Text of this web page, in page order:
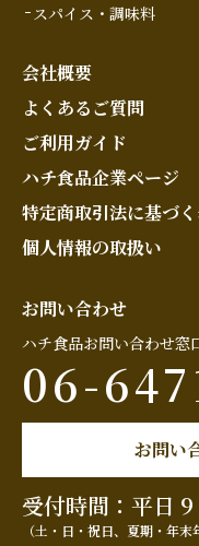
スパイス・調味料
会社概要
よくあるご質問
ご利用ガイド
ハチ食品企業ページ
特定商取引法に基づ
個人情報の取扱い
お問い合わせ
ハチ食品お問い合わせ窓
06-
お問い
受付時間：平日
（土・日・祝日、夏期・年